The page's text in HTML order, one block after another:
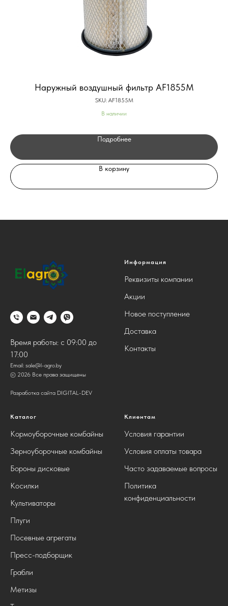
Наружный воздушный фильтр AF1855M
SKU: AF1855M
В наличии
Подробнее
В корзину
Время работы: с 09:00 до
17:00
Email: sale@l-agro.by
© 2026 Все права защищены
Разработка сайта DIGITAL-DEV
Информация
Реквизиты компании
Акции
Новое поступление
Доставка
Контакты
Каталог
Кормоуборочные комбайны
Зерноуборочные комбайны
Бороны дисковые
Косилки
Культиваторы
Плуги
Посевные агрегаты
Пресс-подборщик
Грабли
Метизы
Клиентам
Условия гарантии
Условия оплаты товара
Часто задаваемые вопросы
Политика
конфиденциальности